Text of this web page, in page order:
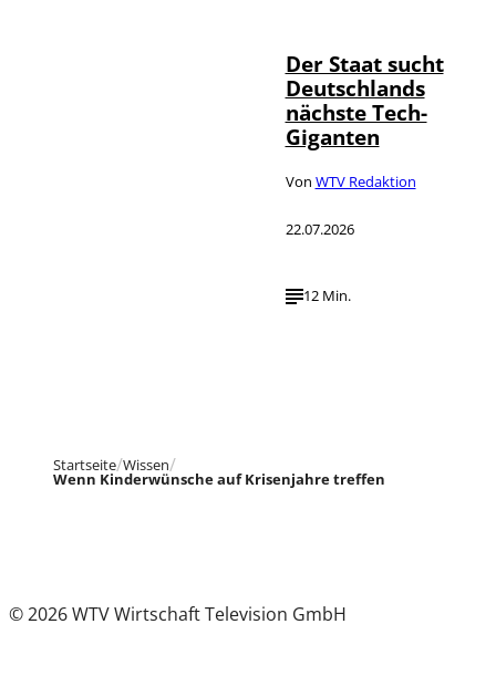
Der Staat sucht
Deutschlands
nächste Tech-
Giganten
Von WTV Redaktion
22.07.2026
12 Min.
Startseite Wissen
Wenn Kinderwünsche auf Krisenjahre treffen
© 2026 WTV Wirtschaft Television GmbH